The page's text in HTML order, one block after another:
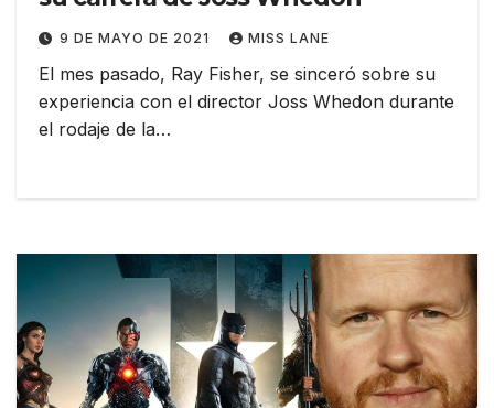
9 DE MAYO DE 2021 MISS LANE
El mes pasado, Ray Fisher, se sinceró sobre su
experiencia con el director Joss Whedon durante
el rodaje de la…